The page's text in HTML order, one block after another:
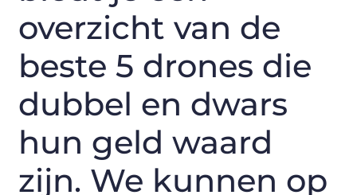
overzicht van de
beste 5 drones die
dubbel en dwars
hun geld waard
zijn. We kunnen op